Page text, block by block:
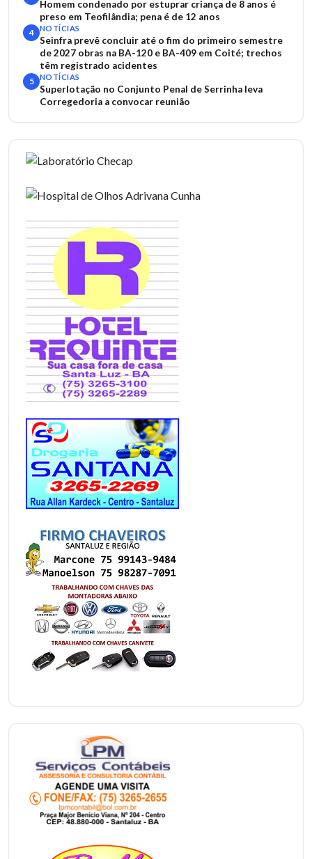
Homem condenado por estuprar criança de 8 anos é
preso em Teofilândia; pena é de 12 anos
4 NOTÍCIAS
Seinfra prevê concluir até o fim do primeiro semestre
de 2027 obras na BA-120 e BA-409 em Coité; trechos
têm registrado acidentes
5 NOTÍCIAS
Superlotação no Conjunto Penal de Serrinha leva
Corregedoria a convocar reunião